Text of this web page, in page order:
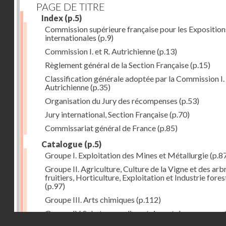
PAGE DE TITRE
Index (p.5)
Commission supérieure française pour les
internationales (p.9)
Commission I. et R. Autrichienne(p.13)
Règlement général de la Section Française(p.15)
Classification générale adoptée par la Commission I.
Autrichienne(p.35)
Organisation du Jury des récompenses (p.53)
Jury international, Section Française(p.70)
Commissariat général de France(p.85)
Catalogue (p.5)
Groupe I. Exploitation des Mines et Métallurgie
Groupe II. Agriculture, Culture de la Vigne et des
fruitiers, Horticulture, Exploitation et Industrie
(p.97)
Groupe III. Arts chimiques (p.112)
Groupe IV. Substances alimentaires et de